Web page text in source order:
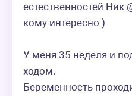
естественностей Ник
кому интересно )
У меня 35 неделя и
ходом.
Беременность